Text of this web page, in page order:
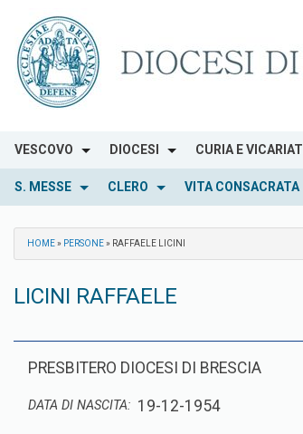
content
VESCOVO DIOCESI CURIA E VICARIATI
S. MESSE CLERO VITA CONSACRATA
HOME» PERSONE» RAFFAELE LICINI
LICINI RAFFAELE
PRESBITERO DIOCESI DI BRESCIA
DATA DI NASCITA: 19-12-1954